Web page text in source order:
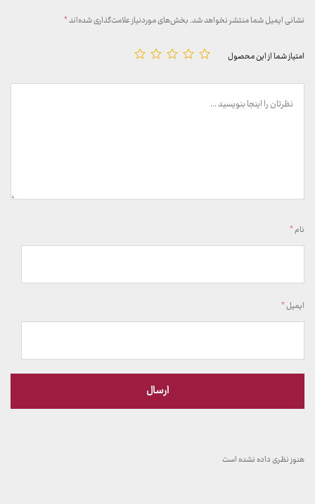
نشانی ایمیل شما منتشر نخواهد شد.بخش‌های موردنیاز علامت‌گذاری شده‌اند*
امتیاز شما از این محصول
نام*
ایمیل*
هنوز نظری داده نشده است